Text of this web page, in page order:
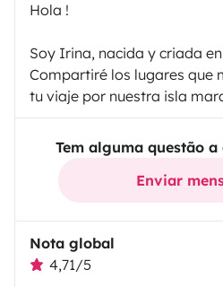
Hola !
Soy Irina, nacida y criada
Compartiré los lugares que
tu viaje por nuestra isla
Tem alguma questão
Enviar
Nota global
4,71/5